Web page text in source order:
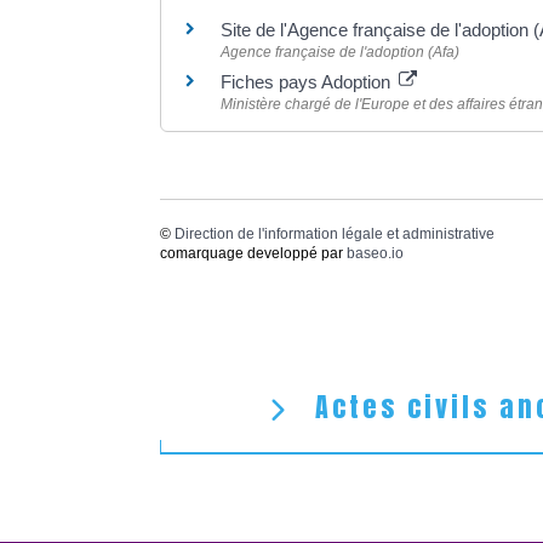
Site de l'Agence française de l'adoption
Agence française de l'adoption (Afa)
Fiches pays Adoption
Ministère chargé de l'Europe et des affaires
© Direction de l'information légale et administrative
comarquage developpé par baseo.io
Actes civils